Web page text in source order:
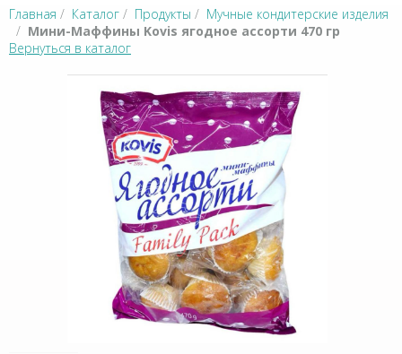
Главная / Каталог / Продукты / Мучные кондитерские изделия
/ Мини-Маффины Kovis ягодное ассорти 470 гр
Вернуться в каталог